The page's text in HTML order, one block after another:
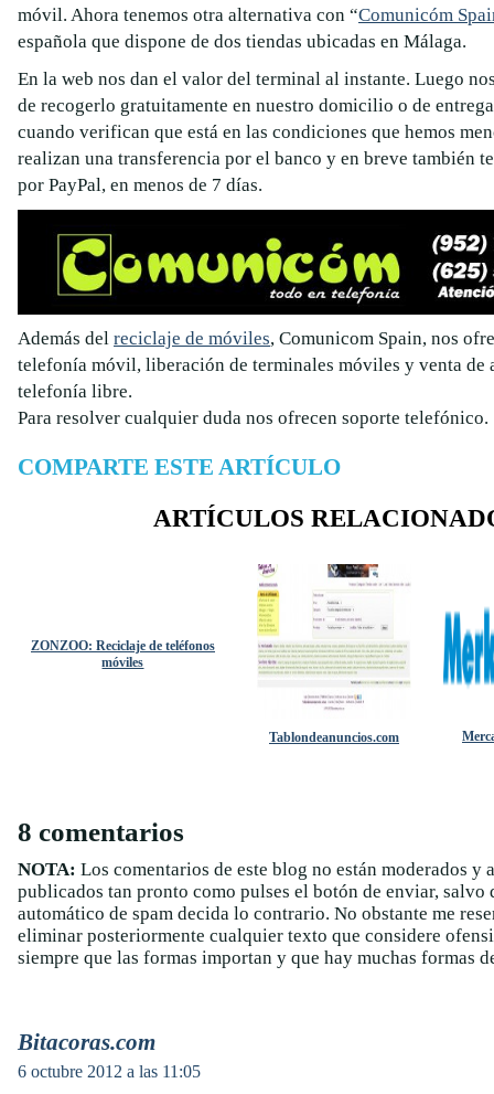
móvil. Ahora tenemos otra alternativa con “Comunicóm
española que dispone de dos tiendas ubicadas en Málaga.
En la web nos dan el valor del terminal al instante. Luego
de recogerlo gratuitamente en nuestro domicilio o de
cuando verifican que está en las condiciones que hemos
realizan una transferencia por el banco y en breve también
por PayPal, en menos de 7 días.
Además del reciclaje de móviles, Comunicom Spain, nos
telefonía móvil, liberación de terminales móviles y venta de
telefonía libre.
Para resolver cualquier duda nos ofrecen soporte telefónico.
COMPARTE ESTE ARTÍCULO
ARTÍCULOS
ZONZOO: Reciclaje de teléfonos
móviles
Tablondeanuncios.com
8 comentarios
NOTA: Los comentarios de este blog no están moderados y
publicados tan pronto como pulses el botón de enviar,
automático de spam decida lo contrario. No obstante me
eliminar posteriormente cualquier texto que considere
siempre que las formas importan y que hay muchas formas
Bitacoras.com
6 octubre 2012 a las 11:05